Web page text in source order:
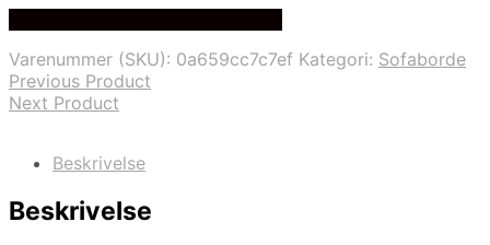
Varenummer (SKU): 0a659cc7c7ef Kategori: Sofaborde
Previous Product
Next Product
Beskrivelse
Beskrivelse